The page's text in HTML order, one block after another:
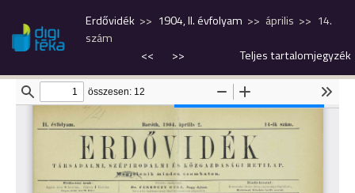
Erdővidék 1904, II. évfolyam április
14.
szám
<<
>> Teljes tartalomjegyzék